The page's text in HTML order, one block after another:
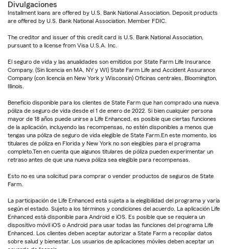
Divulgaciones
Installment loans are offered by U.S. Bank National Association. Deposit products
are offered by U.S. Bank National Association. Member FDIC.
The creditor and issuer of this credit card is U.S. Bank National Association,
pursuant to a license from Visa U.S.A. Inc.
El seguro de vida y las anualidades son emitidos por State Farm Life Insurance
Company. (Sin licencia en MA, NY y WI) State Farm Life and Accident Assurance
Company (con licencia en New York y Wisconsin) Oficinas centrales, Bloomington,
Illinois.
Beneficio disponible para los clientes de State Farm que han comprado una nueva
póliza de seguro de vida desde el 1 de enero de 2022. Si bien cualquier persona
mayor de 18 años puede unirse a Life Enhanced, es posible que ciertas funciones
de la aplicación, incluyendo las recompensas, no estén disponibles a menos que
tengas una póliza de seguro de vida elegible de State Farm.En este momento, los
titulares de póliza en Florida y New York no son elegibles para el programa
completo.Ten en cuenta que algunos titulares de póliza pueden experimentar un
retraso antes de que una nueva póliza sea elegible para recompensas.
Esto no es una solicitud para comprar o vender productos de seguros de State
Farm.
La participación de Life Enhanced está sujeta a la elegibilidad del programa y varía
según el estado. Sujeto a los términos y condiciones del acuerdo. La aplicación Life
Enhanced está disponible para Android e iOS. Es posible que se requiera un
dispositivo móvil iOS o Android para usar todas las funciones del programa Life
Enhanced. Los clientes deben aceptar autorizar a State Farm a recopilar datos
sobre salud y bienestar. Los usuarios de aplicaciones móviles deben aceptar un